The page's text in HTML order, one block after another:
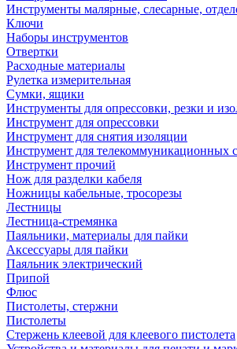
Инструменты малярные, слесарные,
Ключи
Наборы инструментов
Отвертки
Расходные материалы
Рулетка измерительная
Сумки, ящики
Инструменты для опрессовки, резки и
Инструмент для опрессовки
Инструмент для снятия изоляции
Инструмент для телекоммуникационных
Инструмент прочий
Нож для разделки кабеля
Ножницы кабельные, тросорезы
Лестницы
Лестница-стремянка
Паяльники, материалы для пайки
Аксессуары для пайки
Паяльник электрический
Припой
Флюс
Пистолеты, стержни
Пистолеты
Стержень клеевой для клеевого пистолета